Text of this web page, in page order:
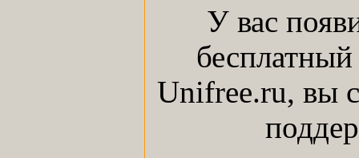
У вас
Unifree.ru, вы